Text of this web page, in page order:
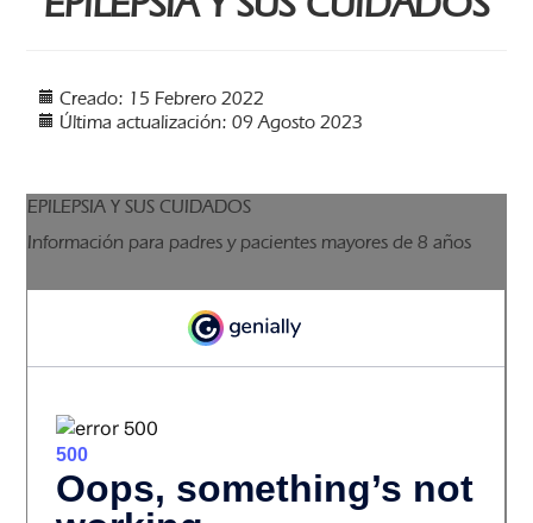
Creado: 15 Febrero 2022
Última actualización: 09 Agosto 2023
EPILEPSIA Y SUS CUIDADOS
Información para padres y pacientes mayores de 8 años